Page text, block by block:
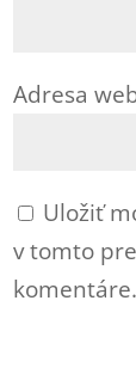
Adresa
Uložiť
v tomto
komentáre.